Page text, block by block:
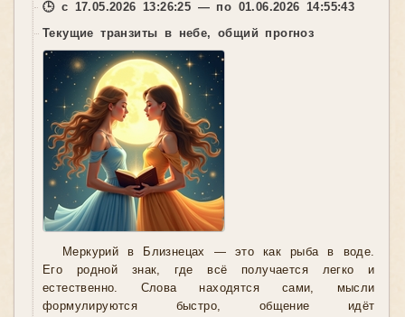
🕒 с 17.05.2026 13:26:25 — по 01.06.2026 14:55:43
Текущие транзиты в небе, общий прогноз
Меркурий в Близнецах — это как рыба в воде.
Его родной знак, где всё получается легко и
естественно. Слова находятся сами, мысли
формулируются быстро, общение идёт